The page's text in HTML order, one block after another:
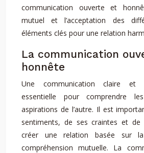
communication ouverte et
mutuel et l’acceptation des
éléments clés pour une relation
La communication
honnête
Une communication claire et
essentielle pour comprendre
aspirations de l’autre. Il est
sentiments, de ses craintes et
créer une relation basée sur
compréhension mutuelle. La